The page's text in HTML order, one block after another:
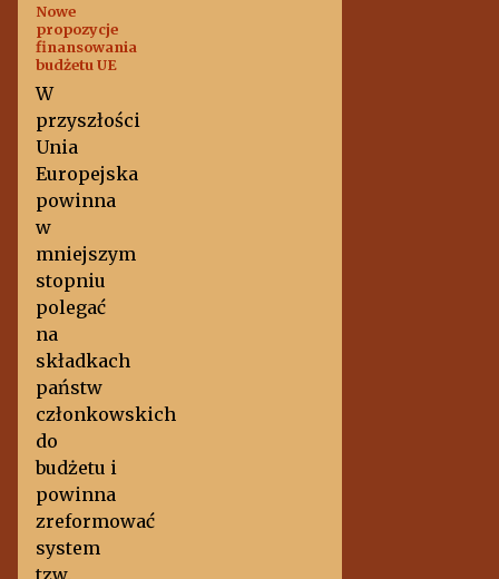
Nowe
propozycje
finansowania
budżetu UE
W
przyszłości
Unia
Europejska
powinna
w
mniejszym
stopniu
polegać
na
składkach
państw
członkowskich
do
budżetu i
powinna
zreformować
system